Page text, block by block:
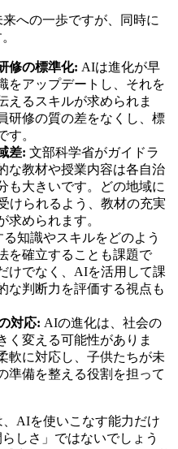
への一歩ですが、同時に
修の標準化: AIは進化が早
をアップデートし、それを
えるスキルが求められま
研修の質の差をなくし、標
す。
差: 文部科学省がガイドラ
な教材や授業内容は各自治
も大きいです。どの地域に
けられるよう、教材の充実
求められます。
知識やスキルをどのよう
を確立することも課題で
けでなく、AIを活用して課
な判断力を評価する視点も
対応: AIの進化は、社会の
く変える可能性がありま
軟に対応し、子供たちが未
準備を整える役割を担って
AIを使いこなす能力だけ
しさ」ではないでしょう